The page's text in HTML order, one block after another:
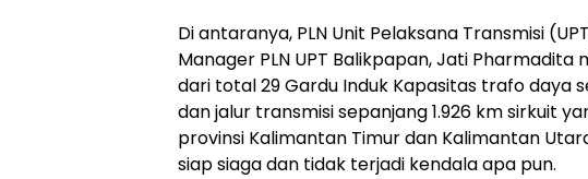
Di antaranya, PLN Unit Pelaksana Transmisi
Manager PLN UPT Balikpapan, Jati Pharmadita
dari total 29 Gardu Induk Kapasitas trafo daya
dan jalur transmisi sepanjang 1.926 km sirkuit
provinsi Kalimantan Timur dan Kalimantan
siap siaga dan tidak terjadi kendala apa pun.